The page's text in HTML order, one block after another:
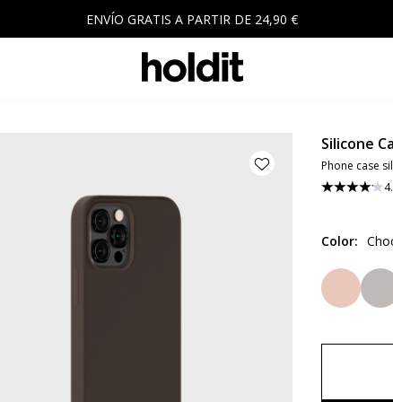
ENVÍO GRATIS A PARTIR DE 24,90 €
Silicone
Phone case
Color: